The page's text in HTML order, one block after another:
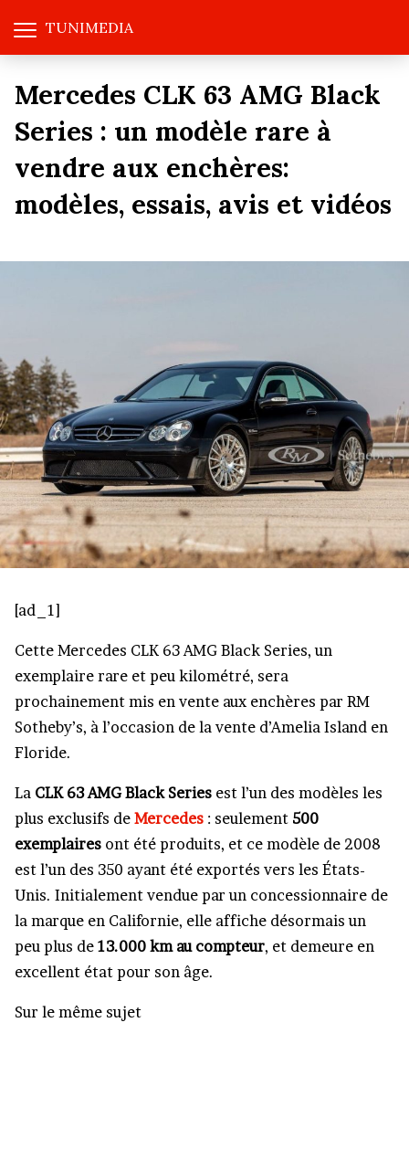
TUNIMEDIA
Mercedes CLK 63 AMG Black
Series : un modèle rare à
vendre aux enchères:
modèles, essais, avis et vidéos
[ad_1]
Cette Mercedes CLK 63 AMG Black Series, un
exemplaire rare et peu kilométré, sera
prochainement mis en vente aux enchères par RM
Sotheby’s, à l’occasion de la vente d’Amelia Island en
Floride.
La CLK 63 AMG Black Series est l’un des modèles les
plus exclusifs de Mercedes : seulement 500
exemplaires ont été produits, et ce modèle de 2008
est l’un des 350 ayant été exportés vers les États-
Unis. Initialement vendue par un concessionnaire de
la marque en Californie, elle affiche désormais un
peu plus de 13.000 km au compteur, et demeure en
excellent état pour son âge.
Sur le même sujet